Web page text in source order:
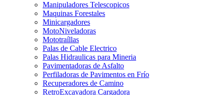
Manipuladores Telescopicos
Maquinas Forestales
Minicargadores
MotoNiveladoras
Mototraíllas
Palas de Cable Electrico
Palas Hidraulicas para Mineria
Pavimentadoras de Asfalto
Perfiladoras de Pavimentos en Frío
Recuperadores de Camino
RetroExcavadora Cargadora